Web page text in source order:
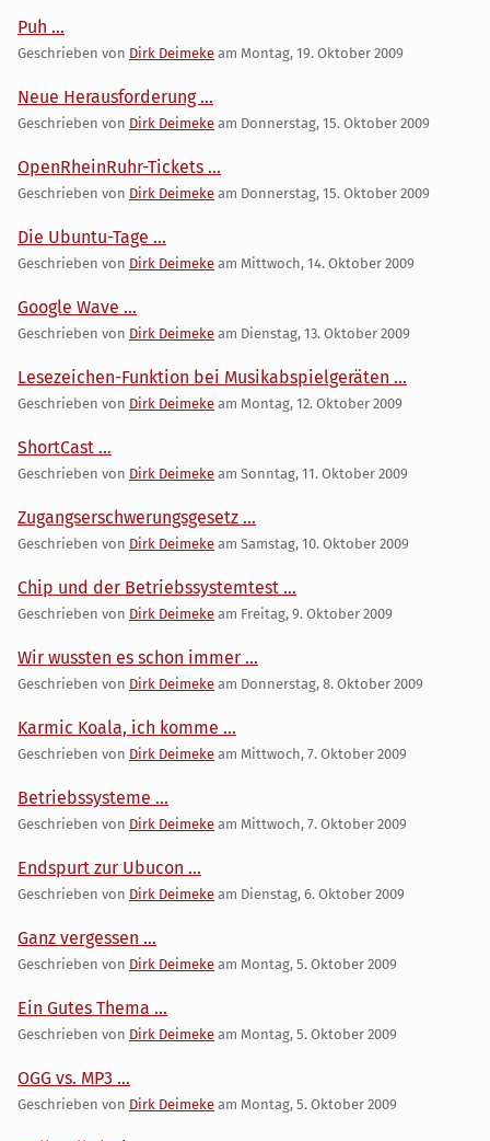
Puh ...
Geschrieben von Dirk Deimeke am Montag, 19. Oktober 2009
Neue Herausforderung ...
Geschrieben von Dirk Deimeke am Donnerstag, 15. Oktober 2009
OpenRheinRuhr-Tickets ...
Geschrieben von Dirk Deimeke am Donnerstag, 15. Oktober 2009
Die Ubuntu-Tage ...
Geschrieben von Dirk Deimeke am Mittwoch, 14. Oktober 2009
Google Wave ...
Geschrieben von Dirk Deimeke am Dienstag, 13. Oktober 2009
Lesezeichen-Funktion bei Musikabspielgeräten ...
Geschrieben von Dirk Deimeke am Montag, 12. Oktober 2009
ShortCast ...
Geschrieben von Dirk Deimeke am Sonntag, 11. Oktober 2009
Zugangserschwerungsgesetz ...
Geschrieben von Dirk Deimeke am Samstag, 10. Oktober 2009
Chip und der Betriebssystemtest ...
Geschrieben von Dirk Deimeke am Freitag, 9. Oktober 2009
Wir wussten es schon immer ...
Geschrieben von Dirk Deimeke am Donnerstag, 8. Oktober 2009
Karmic Koala, ich komme ...
Geschrieben von Dirk Deimeke am Mittwoch, 7. Oktober 2009
Betriebssysteme ...
Geschrieben von Dirk Deimeke am Mittwoch, 7. Oktober 2009
Endspurt zur Ubucon ...
Geschrieben von Dirk Deimeke am Dienstag, 6. Oktober 2009
Ganz vergessen ...
Geschrieben von Dirk Deimeke am Montag, 5. Oktober 2009
Ein Gutes Thema ...
Geschrieben von Dirk Deimeke am Montag, 5. Oktober 2009
OGG vs. MP3 ...
Geschrieben von Dirk Deimeke am Montag, 5. Oktober 2009